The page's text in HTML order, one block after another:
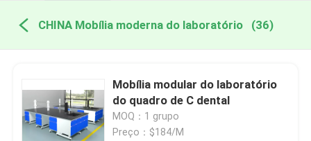
CHINA Mobília moderna do laboratório (36)
Mobília modular do laboratório
do quadro de C dental
MOQ：1 grupo
Preço：$184/M